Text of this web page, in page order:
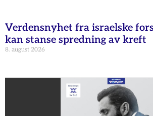
Verdensnyhet fra israelske
kan stanse spredning av kreft
8. august 2026